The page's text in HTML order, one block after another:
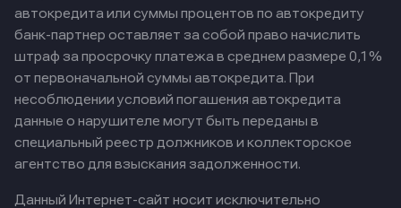
автокредита или суммы процентов по автокредиту
банк-партнер оставляет за собой право начислить
штраф за просрочку платежа в среднем размере 0,1%
от первоначальной суммы автокредита. При
несоблюдении условий погашения автокредита
данные о нарушителе могут быть переданы в
специальный реестр должников и коллекторское
агентство для взыскания задолженности.
Данный Интернет-сайт носит исключительно